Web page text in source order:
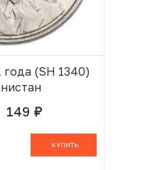
года (SH 1340)
149 руб.
КУПИТЬ